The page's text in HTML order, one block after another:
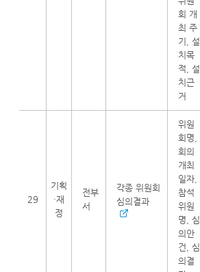
회 개
최 주
기, 설
치목
적, 설
치근
거
29
기획
·재
정
전부
서
각종 위원회
심의결과
위원
회명,
회의
개최
일자,
참석
위원
명, 심
의안
건, 심
의결